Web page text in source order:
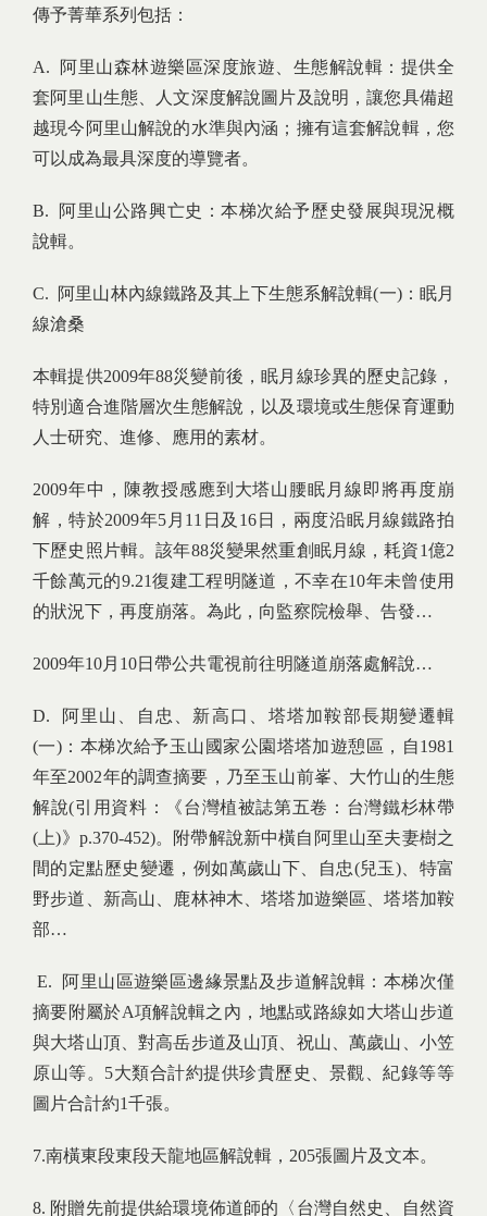
傳予菁華系列包括：
A. 阿里山森林遊樂區深度旅遊、生態解說輯：提供全
套阿里山生態、人文深度解說圖片及說明，讓您具備超
越現今阿里山解說的水準與內涵；擁有這套解說輯，您
可以成為最具深度的導覽者。
B. 阿里山公路興亡史：本梯次給予歷史發展與現況概
說輯。
C. 阿里山林內線鐵路及其上下生態系解說輯(一)：眠月
線滄桑
本輯提供2009年88災變前後，眠月線珍異的歷史記錄，
特別適合進階層次生態解說，以及環境或生態保育運動
人士研究、進修、應用的素材。
2009年中，陳教授感應到大塔山腰眠月線即將再度崩
解，特於2009年5月11日及16日，兩度沿眠月線鐵路拍
下歷史照片輯。該年88災變果然重創眠月線，耗資1億2
千餘萬元的9.21復建工程明隧道，不幸在10年未曾使用
的狀況下，再度崩落。為此，向監察院檢舉、告發…
2009年10月10日帶公共電視前往明隧道崩落處解說…
D. 阿里山、自忠、新高口、塔塔加鞍部長期變遷輯
(一)：本梯次給予玉山國家公園塔塔加遊憩區，自1981
年至2002年的調查摘要，乃至玉山前峯、大竹山的生態
解說(引用資料：《台灣植被誌第五卷：台灣鐵杉林帶
(上)》p.370-452)。附帶解說新中橫自阿里山至夫妻樹之
間的定點歷史變遷，例如萬歲山下、自忠(兒玉)、特富
野步道、新高山、鹿林神木、塔塔加遊樂區、塔塔加鞍
部…
E. 阿里山區遊樂區邊緣景點及步道解說輯：本梯次僅
摘要附屬於A項解說輯之內，地點或路線如大塔山步道
與大塔山頂、對高岳步道及山頂、祝山、萬歲山、小笠
原山等。5大類合計約提供珍貴歷史、景觀、紀錄等等
圖片合計約1千張。
7.南橫東段東段天龍地區解說輯，205張圖片及文本。
8. 附贈先前提供給環境佈道師的〈台灣自然史、自然資